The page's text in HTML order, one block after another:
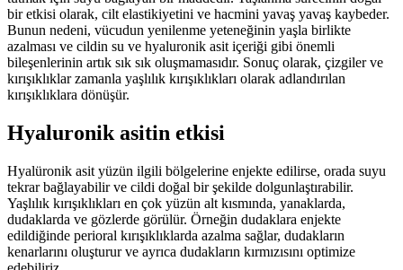
bir etkisi olarak, cilt elastikiyetini ve hacmini yavaş yavaş kaybeder.
Bunun nedeni, vücudun yenilenme yeteneğinin yaşla birlikte
azalması ve cildin su ve hyaluronik asit içeriği gibi önemli
bileşenlerinin artık sık sık oluşmamasıdır. Sonuç olarak, çizgiler ve
kırışıklıklar zamanla yaşlılık kırışıklıkları olarak adlandırılan
kırışıklıklara dönüşür.
Hyaluronik asitin etkisi
Hyalüronik asit yüzün ilgili bölgelerine enjekte edilirse, orada suyu
tekrar bağlayabilir ve cildi doğal bir şekilde dolgunlaştırabilir.
Yaşlılık kırışıklıkları en çok yüzün alt kısmında, yanaklarda,
dudaklarda ve gözlerde görülür. Örneğin dudaklara enjekte
edildiğinde perioral kırışıklıklarda azalma sağlar, dudakların
kenarlarını oluşturur ve ayrıca dudakların kırmızısını optimize